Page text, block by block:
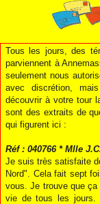
Tous les jours, des
parviennent à
seulement nous
avec discrétion,
découvrir à votre tour
sont des extraits de
qui figurent ici :
Réf : 040766 * Mlle
Je suis très satisfaite
Nord". Cela fait sept
vous. Je trouve que
vie de tous les jours.